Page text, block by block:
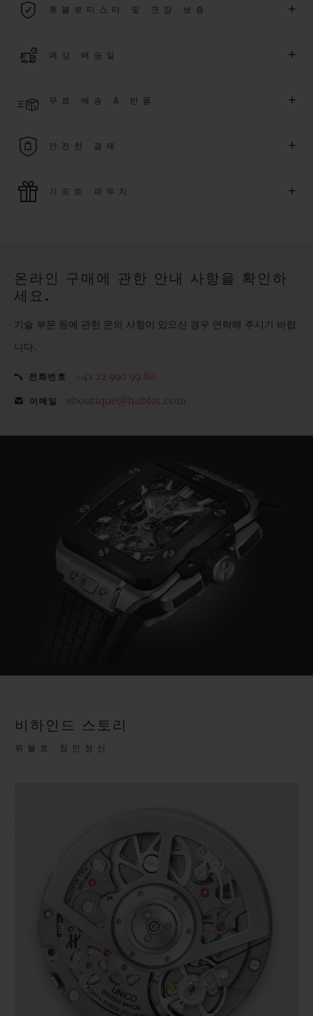
용됩니다.휴블로티스타 및 연장 보증 +
에 대해5 년 추가 워런티 혜택
또한 다양
더 알아보기
예상 배송일 +
다. *재고 상황에 따라 달라질 수 있습니다*.
무료 배송 & 반품 +
을 누려보세요
안전한 결제 +
모든 제품은 빠르고 안전하게 결제가 가능하며, 개인정보를 안
기프트 파우치 +
온라인 구매에 관한 안내 사항을 확인하
세요.
기술 부문 등에 관한 문의 사항이 있으신 경우 연락해 주시기 바랍
니다.
전화번호 +41 22 990 99 80
이메일 eboutique@hublot.com
비하인드 스토리
위블로 장인정신